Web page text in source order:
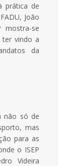
prática de
João
mostra-se
ter vindo a
da
não só de
mas
para as
o ISEP
Videira